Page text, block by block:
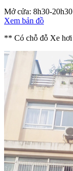
Mở cửa: 8h30-20h30
Xem bản đồ
** Có chỗ đỗ Xe hơi